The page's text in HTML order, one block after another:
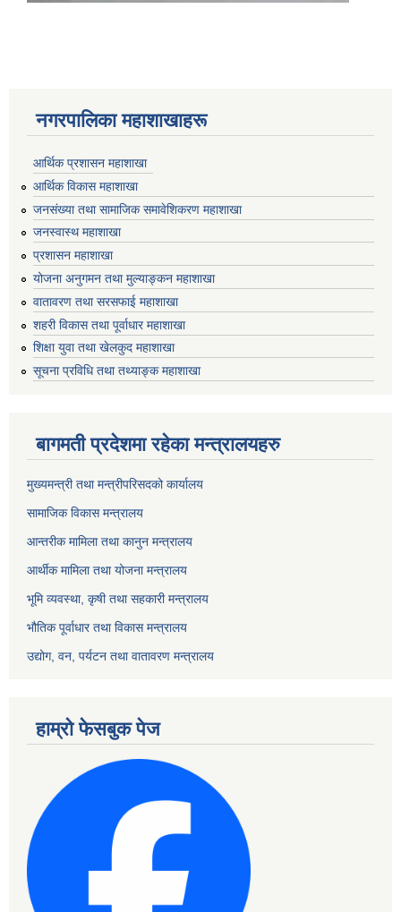
नगरपालिका महाशाखाहरू
आर्थिक प्रशासन महाशाखा
आर्थिक विकास महाशाखा
जनसंख्या तथा सामाजिक समावेशिकरण महाशाखा
जनस्वास्थ महाशाखा
प्रशासन महाशाखा
योजना अनुगमन तथा मुल्याङ्कन महाशाखा
वातावरण तथा सरसफाई महाशाखा
शहरी विकास तथा पूर्वाधार महाशाखा
शिक्षा युवा तथा खेलकुद महाशाखा
सूचना प्रविधि तथा तथ्याङ्क महाशाखा
बागमती प्रदेशमा रहेका मन्त्रालयहरु
मुख्यमन्त्री तथा मन्त्रीपरिसदको कार्यालय
सामाजिक विकास मन्त्रालय
आन्तरीक मामिला तथा कानुन मन्त्रालय
आर्थीक मामिला तथा योजना मन्त्रालय
भूमि व्यवस्था, कृषी तथा सहकारी मन्त्रालय
भौतिक पूर्वाधार तथा विकास मन्त्रालय
उद्योग, वन, पर्यटन तथा वातावरण मन्त्रालय
हाम्रो फेसबुक पेज